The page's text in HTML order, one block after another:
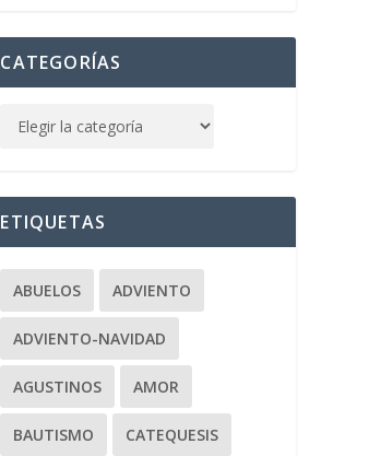
CATEGORÍAS
ETIQUETAS
ABUELOS ADVIENTO
ADVIENTO-NAVIDAD
AGUSTINOS AMOR
BAUTISMO CATEQUESIS